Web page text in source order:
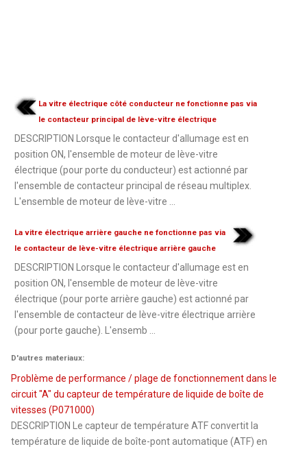
La vitre électrique côté conducteur ne fonctionne pas via
le contacteur principal de lève-vitre électrique
DESCRIPTION Lorsque le contacteur d'allumage est en
position ON, l'ensemble de moteur de lève-vitre
électrique (pour porte du conducteur) est actionné par
l'ensemble de contacteur principal de réseau multiplex.
L'ensemble de moteur de lève-vitre ...
La vitre électrique arrière gauche ne fonctionne pas via
le contacteur de lève-vitre électrique arrière gauche
DESCRIPTION Lorsque le contacteur d'allumage est en
position ON, l'ensemble de moteur de lève-vitre
électrique (pour porte arrière gauche) est actionné par
l'ensemble de contacteur de lève-vitre électrique arrière
(pour porte gauche). L'ensemb ...
D'autres materiaux:
Problème de performance / plage de fonctionnement dans le
circuit "A" du capteur de température de liquide de boîte de
vitesses (P071000)
DESCRIPTION Le capteur de température ATF convertit la
température de liquide de boîte-pont automatique (ATF) en